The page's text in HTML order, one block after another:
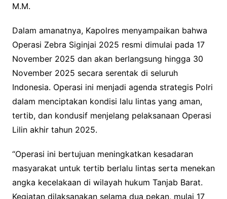
M.M.
Dalam amanatnya, Kapolres menyampaikan bahwa
Operasi Zebra Siginjai 2025 resmi dimulai pada 17
November 2025 dan akan berlangsung hingga 30
November 2025 secara serentak di seluruh
Indonesia. Operasi ini menjadi agenda strategis Polri
dalam menciptakan kondisi lalu lintas yang aman,
tertib, dan kondusif menjelang pelaksanaan Operasi
Lilin akhir tahun 2025.
“Operasi ini bertujuan meningkatkan kesadaran
masyarakat untuk tertib berlalu lintas serta menekan
angka kecelakaan di wilayah hukum Tanjab Barat.
Kegiatan dilaksanakan selama dua pekan, mulai 17